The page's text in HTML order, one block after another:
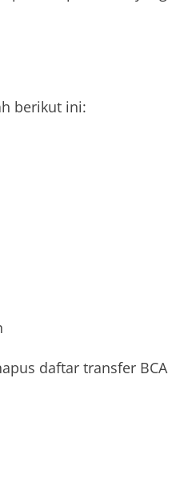
berikut ini:
daftar transfer BCA